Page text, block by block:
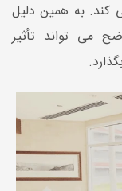
کند. به همین دلیل
می تواند تأثیر